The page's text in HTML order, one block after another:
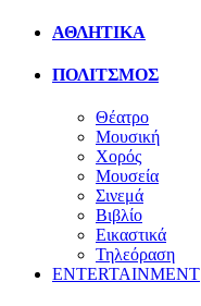
ΑΘΛΗΤΙΚΑ
ΠΟΛΙΤΣΜΟΣ
Θέατρο
Μουσική
Χορός
Μουσεία
Σινεμά
Βιβλίο
Εικαστικά
Τηλεόραση
ENTERTAINMENT